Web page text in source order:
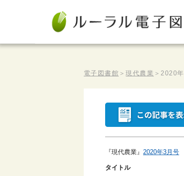
電子図書館 ＞現代農業 ＞2020
『現代農業』 2020年3月号
タイトル